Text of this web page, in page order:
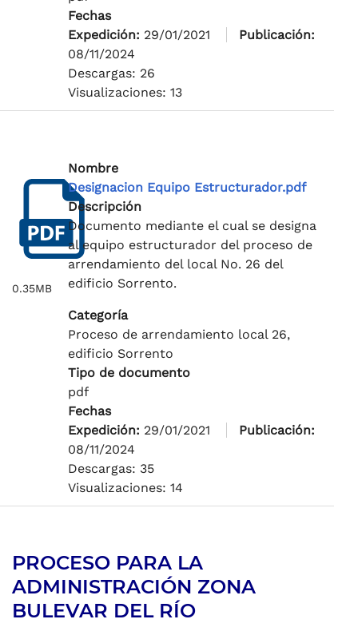
Fechas
Expedición: 29/01/2021
Publicación:
08/11/2024
Descargas: 26
Visualizaciones: 13
0.35MB
Nombre
Designacion Equipo Estructurador.pdf
Descripción
Documento mediante el cual se designa
al equipo estructurador del proceso de
arrendamiento del local No. 26 del
edificio Sorrento.
Categoría
Proceso de arrendamiento local 26,
edificio Sorrento
Tipo de documento
pdf
Fechas
Expedición: 29/01/2021
Publicación:
08/11/2024
Descargas: 35
Visualizaciones: 14
PROCESO PARA LA
ADMINISTRACIÓN ZONA
BULEVAR DEL RÍO